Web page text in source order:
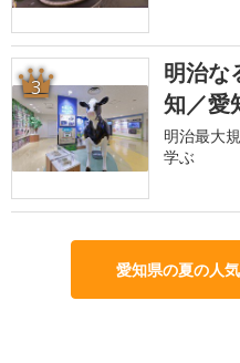
3
明治な
知／愛
明治最大
学ぶ
愛知県の夏の人